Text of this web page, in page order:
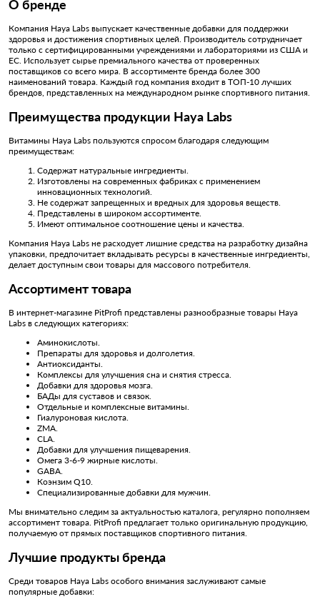
О бренде
Компания Haya Labs выпускает качественные добавки для поддержки
здоровья и достижения спортивных целей. Производитель сотрудничает
только с сертифицированными учреждениями и лабораториями из США и
ЕС. Использует сырье премиального качества от проверенных
поставщиков со всего мира. В ассортименте бренда более 300
наименований товара. Каждый год компания входит в ТОП-10 лучших
брендов, представленных на международном рынке спортивного питания.
Преимущества продукции Haya Labs
Витамины Haya Labs пользуются спросом благодаря следующим
преимуществам:
Содержат натуральные ингредиенты.
Изготовлены на современных фабриках с применением
инновационных технологий.
Не содержат запрещенных и вредных для здоровья веществ.
Представлены в широком ассортименте.
Имеют оптимальное соотношение цены и качества.
Компания Haya Labs не расходует лишние средства на разработку дизайна
упаковки, предпочитает вкладывать ресурсы в качественные ингредиенты,
делает доступным свои товары для массового потребителя.
Ассортимент товара
В интернет-магазине PitProfi представлены разнообразные товары Haya
Labs в следующих категориях:
Аминокислоты.
Препараты для здоровья и долголетия.
Антиоксиданты.
Комплексы для улучшения сна и снятия стресса.
Добавки для здоровья мозга.
БАДы для суставов и связок.
Отдельные и комплексные витамины.
Гиалуроновая кислота.
ZMA.
CLA.
Добавки для улучшения пищеварения.
Омега 3-6-9 жирные кислоты.
GABA.
Коэнзим Q10.
Специализированные добавки для мужчин.
Мы внимательно следим за актуальностью каталога, регулярно пополняем
ассортимент товара. PitProfi предлагает только оригинальную продукцию,
получаемую от прямых поставщиков спортивного питания.
Лучшие продукты бренда
Среди товаров Haya Labs особого внимания заслуживают самые
популярные добавки: